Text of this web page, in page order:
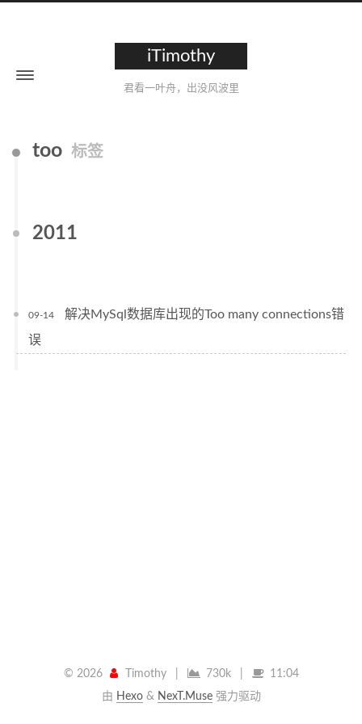
iTimothy
君看一叶舟，出没风波里
too 标签
2011
09-14
解决MySql数据库出现的Too many connections错
误
© 2026 Timothy 730k
11:04
由 Hexo& NexT.Muse强力驱动